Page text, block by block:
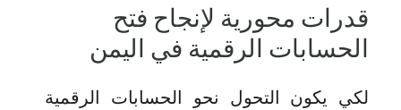
قدرات محورية لإنجاح فتح
الحسابات الرقمية في اليمن
لكي يكون التحول نحو الحسابات الرقمية